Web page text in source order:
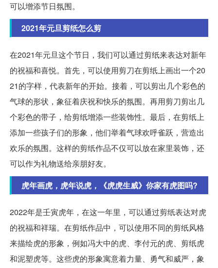
可以增添节日氛围。
2021年元旦剪纸怎么剪
在2021年元旦这个节日，我们可以通过剪纸来表达对新年
的祝福和喜悦。首先，可以使用剪刀在剪纸上画出一个20
21的字样，代表新年的开始。接着，可以剪出几个彩色的
气球的形状，象征着庆祝和快乐的氛围。再用剪刀剪出几
个彩色的带子，给剪纸增添一些装饰性。最后，在剪纸上
添加一些孩子们的形象，他们举着气球欢呼雀跃，营造出
欢乐的氛围。这样的剪纸作品不仅可以放在家里装饰，还
可以作为礼物送给亲朋好友。
虎年画虎，虎年说虎，《虎虎生威》你家有虎图吗?
2022年是壬寅虎年，在这一年里，可以通过剪纸表达对虎
的祝福和祥瑞。在剪纸作品中，可以使用不同的剪纸风格
来描绘虎的形象，例如冯大中的虎、李付元的虎、剪纸虎
和泥塑虎等。这些虎的形象寓意着力量、勇气和威严，象